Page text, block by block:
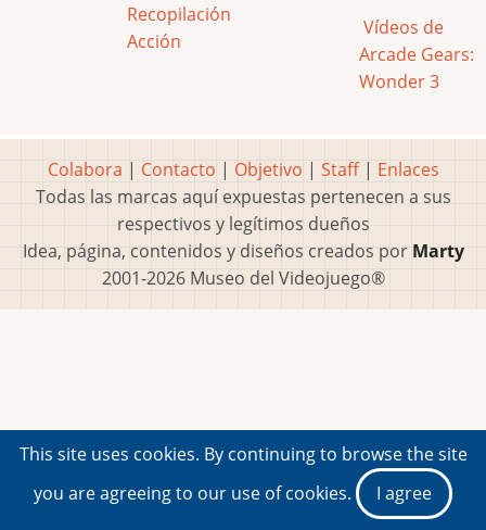
Recopilación
Acción
Vídeos de
Arcade Gears:
Wonder 3
Colabora | Contacto | Objetivo | Staff| Enlaces
Todas las marcas aquí expuestas pertenecen a sus
respectivos y legítimos dueños
Idea, página, contenidos y diseños creados por Marty
2001-2026 Museo del Videojuego®
This site uses cookies. By continuing to browse the site
you are agreeing to our use of cookies.
I agree